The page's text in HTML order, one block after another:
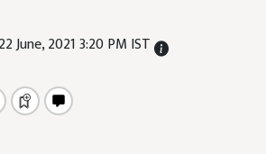
June, 2021 3:20 PM IST